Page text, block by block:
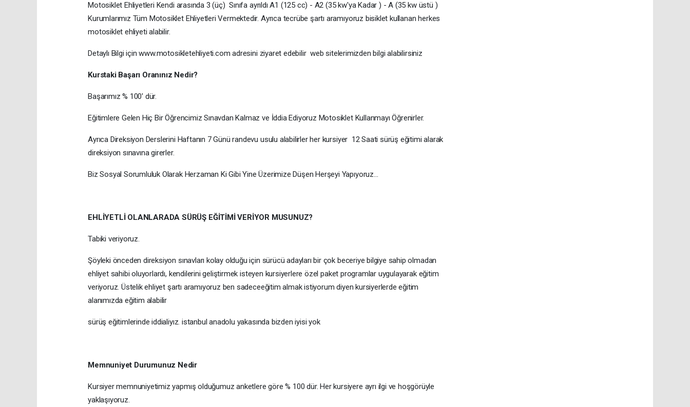
Motosiklet Ehliyetleri Kendi arasında 3 (üç) Sınıfa ayrıldı A1 (125 cc) - A2 (35 kw'ya Kadar ) - A (35 kw üstü )
Kurumlarımız Tüm Motosiklet Ehliyetleri Vermektedir. Ayrıca tecrübe şartı aramıyoruz bisiklet kullanan herkes
motosiklet ehliyeti alabilir.
Detaylı Bilgi için www.motosikletehliyeti.com adresini ziyaret edebilir web sitelerimizden bilgi alabilirsiniz
Kurstaki Başarı Oranınız Nedir?
Başarımız % 100' dür.
Eğitimlere Gelen Hiç Bir Öğrencimiz Sınavdan Kalmaz ve İddia Ediyoruz Motosiklet Kullanmayı Öğrenirler.
Ayrıca Direksiyon Derslerini Haftanın 7 Günü randevu usulu alabilirler her kursiyer 12 Saati sürüş eğitimi alarak
direksiyon sınavına girerler.
Biz Sosyal Sorumluluk Olarak Herzaman Ki Gibi Yine Üzerimize Düşen Herşeyi Yapıyoruz...
EHLİYETLİ OLANLARADA SÜRÜŞ EĞİTİMİ VERİYOR MUSUNUZ?
Tabiki veriyoruz.
Şöyleki önceden direksiyon sınavları kolay olduğu için sürücü adayları bir çok beceriye bilgiye sahip olmadan
ehliyet sahibi oluyorlardı, kendilerini geliştirmek isteyen kursiyerlere özel paket programlar uygulayarak eğitim
veriyoruz. Üstelik ehliyet şartı aramıyoruz ben sadeceeğitim almak istiyorum diyen kursiyerlerde eğitim
alanımızda eğitim alabilir
sürüş eğitimlerinde iddialiyız. istanbul anadolu yakasında bizden iyisi yok
Memnuniyet Durumunuz Nedir
Kursiyer memnuniyetimiz yapmış olduğumuz anketlere göre % 100 dür. Her kursiyere ayrı ilgi ve hoşgörüyle
yaklaşıyoruz.